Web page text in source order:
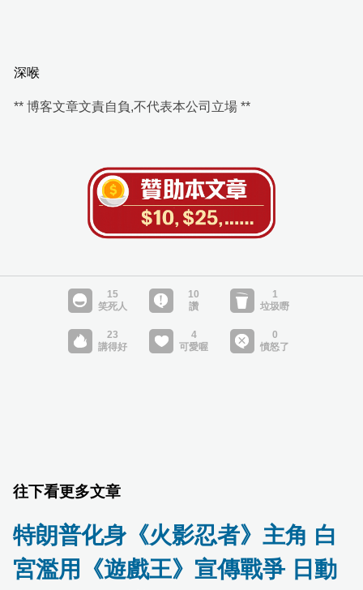
深喉
** 博客文章文責自負,不代表本公司立場 **
往下看更多文章
特朗普化身《火影忍者》主角 白
宮濫用《遊戲王》宣傳戰爭 日動